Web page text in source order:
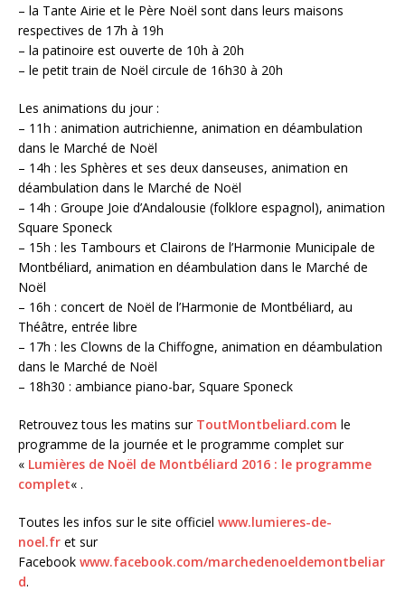
– la Tante Airie et le Père Noël sont dans leurs maisons
respectives de 17h à 19h
– la patinoire est ouverte de 10h à 20h
– le petit train de Noël circule de 16h30 à 20h
Les animations du jour :
– 11h : animation autrichienne, animation en déambulation
dans le Marché de Noël
– 14h : les Sphères et ses deux danseuses, animation en
déambulation dans le Marché de Noël
– 14h : Groupe Joie d’Andalousie (folklore espagnol), animation
Square Sponeck
– 15h : les Tambours et Clairons de l’Harmonie Municipale de
Montbéliard, animation en déambulation dans le Marché de
Noël
– 16h : concert de Noël de l’Harmonie de Montbéliard, au
Théâtre, entrée libre
– 17h : les Clowns de la Chiffogne, animation en déambulation
dans le Marché de Noël
– 18h30 : ambiance piano-bar, Square Sponeck
Retrouvez tous les matins sur ToutMontbeliard.com le
programme de la journée et le programme complet sur
« Lumières de Noël de Montbéliard 2016 : le programme
complet« .
Toutes les infos sur le site officiel www.lumieres-de-
noel.fr et sur
Facebook www.facebook.com/marchedenoeldemontbeliar
d.